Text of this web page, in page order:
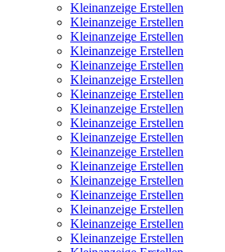
Kleinanzeige Erstellen
Kleinanzeige Erstellen
Kleinanzeige Erstellen
Kleinanzeige Erstellen
Kleinanzeige Erstellen
Kleinanzeige Erstellen
Kleinanzeige Erstellen
Kleinanzeige Erstellen
Kleinanzeige Erstellen
Kleinanzeige Erstellen
Kleinanzeige Erstellen
Kleinanzeige Erstellen
Kleinanzeige Erstellen
Kleinanzeige Erstellen
Kleinanzeige Erstellen
Kleinanzeige Erstellen
Kleinanzeige Erstellen